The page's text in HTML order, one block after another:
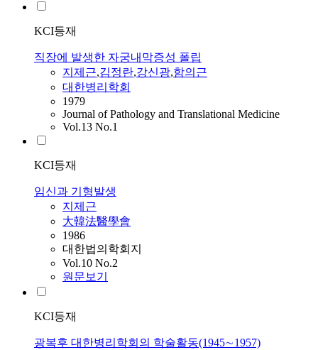
KCI등재
직장에 발생한 자궁내막증성 폴립
지제근,김정란,강신광,함의근
대한병리학회
1979
Journal of Pathology and Translational Medicine
Vol.13 No.1
KCI등재
임신과 기형발생
지제근
大韓法醫學會
1986
대한법의학회지
Vol.10 No.2
원문보기
KCI등재
광복후 대한병리학회의 학술활동(1945∼1957)